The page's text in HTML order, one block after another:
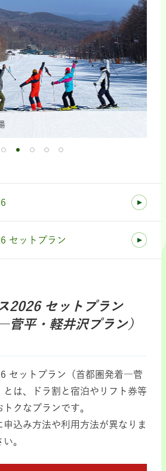
セットプラン
2026 セットプラン
菅平・軽井沢プラン）
セットプラン（首都圏発着―菅
とは、ドラ割と宿泊やリフト券等
クなプランです。
込み方法や利用方法が異なりま
。